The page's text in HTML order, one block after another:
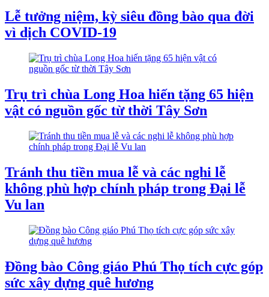
Lễ tưởng niệm, kỳ siêu đồng bào qua đời
vì dịch COVID-19
Trụ trì chùa Long Hoa hiến tặng 65 hiện
vật có nguồn gốc từ thời Tây Sơn
Tránh thu tiền mua lễ và các nghi lễ
không phù hợp chính pháp trong Đại lễ
Vu lan
Đồng bào Công giáo Phú Thọ tích cực góp
sức xây dựng quê hương